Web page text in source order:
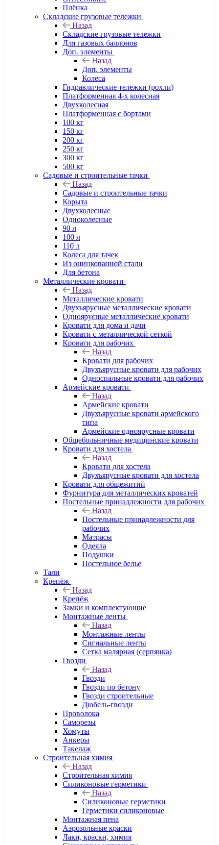
Плёнка
Складские грузовые тележки
Назад
Складские грузовые тележки
Для газовых баллонов
Доп. элементы
Назад
Доп. элементы
Колеса
Гидравлические тележки (рохли)
Платформенная 4-х колесная
Двухколесная
Платформенная с бортами
100 кг
150 кг
200 кг
250 кг
300 кг
500 кг
Садовые и строительные тачки
Назад
Садовые и строительные тачки
Корыта
Двухколесные
Одноколесные
90 л
100 л
110 л
Колеса для тачек
Из оцинкованной стали
Для бетона
Металлические кровати
Назад
Металлические кровати
Двухъярусные металлические кровати
Одноярусные металлические кровати
Кровати для дома и дачи
Кровати с металлической сеткой
Кровати для рабочих
Назад
Кровати для рабочих
Двухъярусные кровати для рабочих
Односпальные кровати для рабочих
Армейские кровати
Назад
Армейские кровати
Двухъярусные кровати армейского
типа
Армейские одноярусные кровати
Общебольничные медицинские кровати
Кровати для хостела
Назад
Кровати для хостела
Двухъярусные кровати для хостела
Кровати для общежитий
Фурнитура для металлических кроватей
Постельные принадлежности для рабочих
Назад
Постельные принадлежности для
рабочих
Матрасы
Одеяла
Подушки
Постельное белье
Тали
Крепёж
Назад
Крепёж
Замки и комплектующие
Монтажные ленты
Назад
Монтажные ленты
Сигнальные ленты
Сетка малярная (серпянка)
Гвозди
Назад
Гвозди
Гвозди по бетону
Гвозди строительные
Дюбель-гвозди
Проволока
Саморезы
Хомуты
Анкеры
Такелаж
Строительная химия
Назад
Строительная химия
Силиконовые герметики
Назад
Силиконовые герметики
Герметики силиконовые
Монтажная пена
Аэрозольные краски
Лаки, краски, химия